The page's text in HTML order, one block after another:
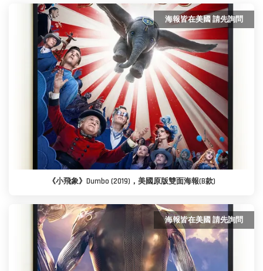
海報皆在美國 請先詢問
《小飛象》Dumbo (2019)，美國原版雙面海報(B款)
海報皆在美國 請先詢問